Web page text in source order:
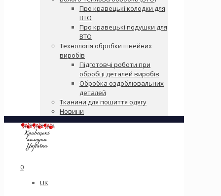
Про кравецькі колодки для
ВТО
Про кравецькі подушки для
ВТО
Технологія обробки швейних
виробів
Підготовчі роботи при
обробці деталей виробів
Обробка оздоблювальних
деталей
Тканини для пошиття одягу
Новини
0
UK